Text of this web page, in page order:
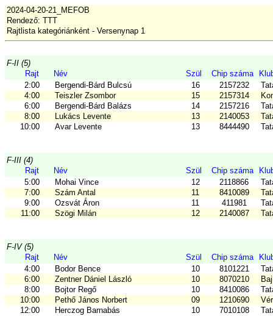
2024-04-20-21_MEFOB
Rendező: TTT
Rajtlista kategóriánként - Versenynap 1
F-II (5)
Rajt
Név Szül Chip száma
2:00
Bergendi-Bárd Bulcsú 16 2157232
4:00
Teiszler Zsombor 15 2157314
6:00
Bergendi-Bárd Balázs 14 2157216
8:00
Lukács Levente 13 2140053
10:00
Avar Levente 13 8444490
F-III (4)
Rajt
Név Szül Chip száma
5:00
Mohai Vince 12 2118866
7:00
Szám Antal 11 8410089
9:00
Ozsvát Áron 11 411981
11:00
Szögi Milán 12 2140087
F-IV (5)
Rajt
Név Szül Chip száma
4:00
Bodor Bence 10 8101221
6:00
Zentner Dániel László 10 8070210
8:00
Bojtor Regő 10 8410086
10:00
Pethő János Norbert 09 1210690
12:00
Herczog Barnabás 10 7010108